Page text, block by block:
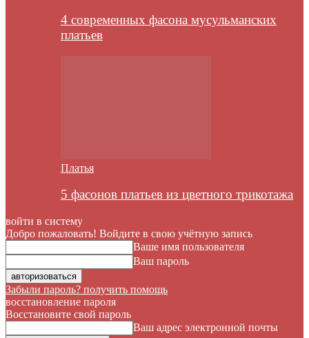
4 современных фасона мусульманских
платьев
Платья
5 фасонов платьев из цветного трикотажа
войти в систему
Добро пожаловать! Войдите в свою учётную запись
Ваше имя пользователя
Ваш пароль
Забыли пароль? получить помощь
восстановление пароля
Восстановите свой пароль
Ваш адрес электронной почты